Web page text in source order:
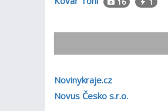
16 1
Novinykraje.cz
Novus Česko s.r.o.